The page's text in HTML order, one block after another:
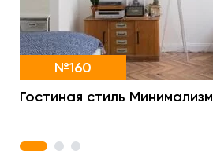
№160
Гостиная стиль Минимализм
1 2 3